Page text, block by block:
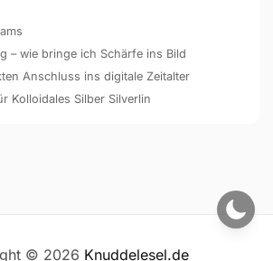
– wie bringe ich Schärfe ins Bild
Anschluss ins digitale Zeitalter
Kolloidales Silber Silverlin
© 2026 Knuddelesel.de